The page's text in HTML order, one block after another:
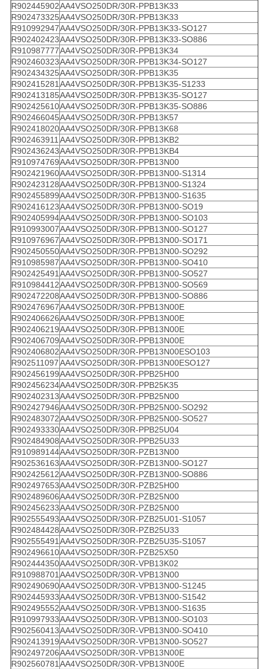
R902445902AA4VSO250DR/30R-PPB13K33
R902473325AA4VSO250DR/30R-PPB13K33
R910992947AA4VSO250DR/30R-PPB13K33-SO127
R902402423AA4VSO250DR/30R-PPB13K33-SO886
R910987777AA4VSO250DR/30R-PPB13K34
R902460323AA4VSO250DR/30R-PPB13K34-SO127
R902434325AA4VSO250DR/30R-PPB13K35
R902415281 AA4VSO250DR/30R-PPB13K35-S1233
R902413185AA4VSO250DR/30R-PPB13K35-SO127
R902425610AA4VSO250DR/30R-PPB13K35-SO886
R902466045AA4VSO250DR/30R-PPB13K57
R902418020AA4VSO250DR/30R-PPB13K68
R902463911 AA4VSO250DR/30R-PPB13KB2
R902436243AA4VSO250DR/30R-PPB13KB4
R910974769AA4VSO250DR/30R-PPB13N00
R902421960AA4VSO250DR/30R-PPB13N00-S1314
R902423128AA4VSO250DR/30R-PPB13N00-S1324
R902455899AA4VSO250DR/30R-PPB13N00-S1635
R902416123AA4VSO250DR/30R-PPB13N00-SO19
R902405994AA4VSO250DR/30R-PPB13N00-SO103
R910993007AA4VSO250DR/30R-PPB13N00-SO127
R910976967AA4VSO250DR/30R-PPB13N00-SO171
R902450550AA4VSO250DR/30R-PPB13N00-SO292
R910985987AA4VSO250DR/30R-PPB13N00-SO410
R902425491 AA4VSO250DR/30R-PPB13N00-SO527
R910984412AA4VSO250DR/30R-PPB13N00-SO569
R902472208AA4VSO250DR/30R-PPB13N00-SO886
R902476967AA4VSO250DR/30R-PPB13N00E
R902406626AA4VSO250DR/30R-PPB13N00E
R902406219AA4VSO250DR/30R-PPB13N00E
R902406709AA4VSO250DR/30R-PPB13N00E
R902406802AA4VSO250DR/30R-PPB13N00ESO103
R902511097AA4VSO250DR/30R-PPB13N00ESO127
R902456199AA4VSO250DR/30R-PPB25H00
R902456234AA4VSO250DR/30R-PPB25K35
R902402313AA4VSO250DR/30R-PPB25N00
R902427946AA4VSO250DR/30R-PPB25N00-SO292
R902483072AA4VSO250DR/30R-PPB25N00-SO527
R902493330AA4VSO250DR/30R-PPB25U04
R902484908AA4VSO250DR/30R-PPB25U33
R910989144AA4VSO250DR/30R-PZB13N00
R902536163AA4VSO250DR/30R-PZB13N00-SO127
R902425612AA4VSO250DR/30R-PZB13N00-SO886
R902497653AA4VSO250DR/30R-PZB25H00
R902489606AA4VSO250DR/30R-PZB25N00
R902456233AA4VSO250DR/30R-PZB25N00
R902555493AA4VSO250DR/30R-PZB25U01-S1057
R902484428AA4VSO250DR/30R-PZB25U33
R902555491 AA4VSO250DR/30R-PZB25U35-S1057
R902496610AA4VSO250DR/30R-PZB25X50
R902444350AA4VSO250DR/30R-VPB13K02
R910988701 AA4VSO250DR/30R-VPB13N00
R902490690AA4VSO250DR/30R-VPB13N00-S1245
R902445933AA4VSO250DR/30R-VPB13N00-S1542
R902495552AA4VSO250DR/30R-VPB13N00-S1635
R910997933AA4VSO250DR/30R-VPB13N00-SO103
R902560413AA4VSO250DR/30R-VPB13N00-SO410
R902413919AA4VSO250DR/30R-VPB13N00-SO527
R902497206AA4VSO250DR/30R-VPB13N00E
R902560781 AA4VSO250DR/30R-VPB13N00E